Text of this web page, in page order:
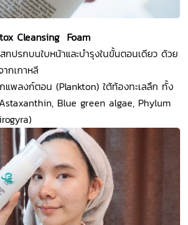
Cleansing Foam
กปรกบนใบหน้าและบำรุงในขั้นตอนเดียว ด้วย
กเกาหลี
แพลงก์ตอน (Plankton) ใต้ท้องทะเลลึก ทั้ง
Blue green algae, Phylum